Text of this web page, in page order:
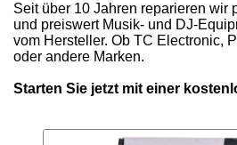
Seit über 10 Jahren reparieren wir
und preiswert Musik- und DJ-
vom Hersteller. Ob TC Electronic,
oder andere Marken.
Starten Sie jetzt mit einer